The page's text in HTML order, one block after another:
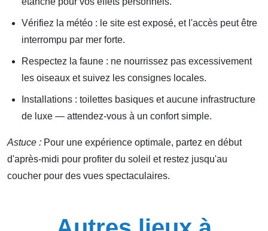
Vérifiez la météo : le site est exposé, et l'accès peut être
interrompu par mer forte.
Respectez la faune : ne nourrissez pas excessivement
les oiseaux et suivez les consignes locales.
Installations : toilettes basiques et aucune infrastructure
de luxe — attendez-vous à un confort simple.
Astuce : Pour une expérience optimale, partez en début
d'après-midi pour profiter du soleil et restez jusqu'au
coucher pour des vues spectaculaires.